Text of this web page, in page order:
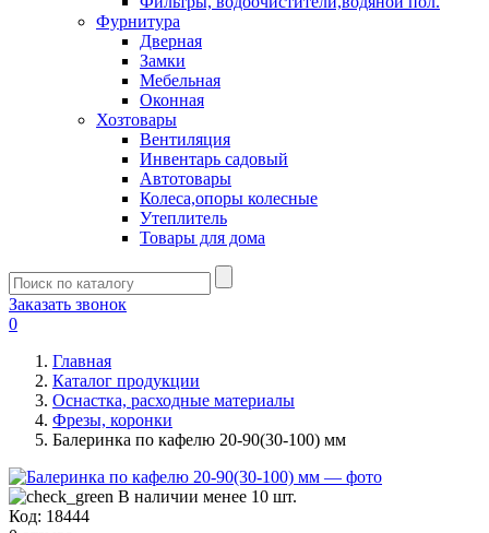
Фурнитура
Дверная
Замки
Мебельная
Оконная
Хозтовары
Вентиляция
Инвентарь садовый
Автотовары
Колеса,опоры колесные
Утеплитель
Товары для дома
Заказать звонок
0
Главная
Каталог продукции
Оснастка, расходные материалы
Фрезы, коронки
Балеринка по кафелю 20-90(30-100) мм
В наличии менее 10 шт.
Код: 18444